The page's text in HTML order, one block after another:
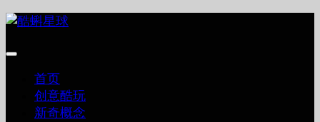
跳
内
首页
创意酷玩
新奇概念